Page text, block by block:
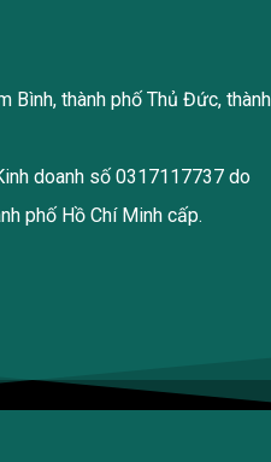
Bình, thành phố Thủ Đức, thành
doanh số 0317117737 do
phố Hồ Chí Minh cấp.